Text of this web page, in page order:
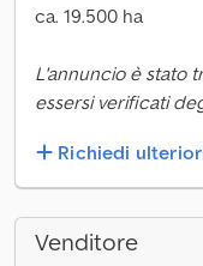
ca. 19.500 ha
L'annuncio è stato
essersi verificati
Richiedi
Venditore